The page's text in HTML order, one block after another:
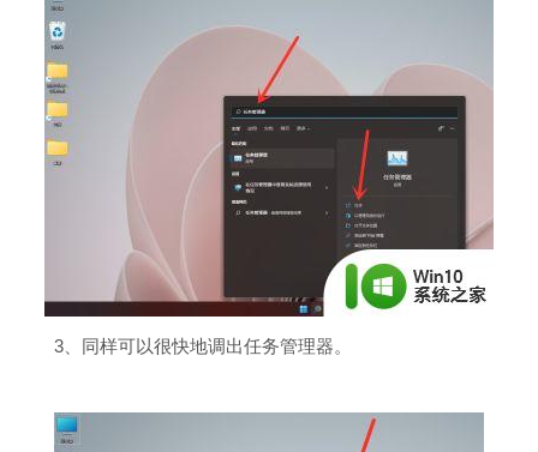
3、同样可以很快地调出任务管理器。